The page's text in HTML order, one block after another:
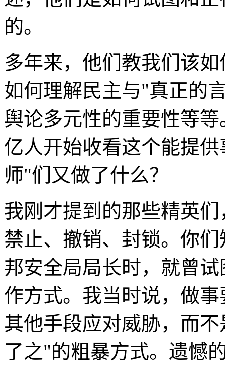
的。
多年来，他们教我们该
如何理解民主与"真正的
舆论多元性的重要性等
亿人开始收看这个能提
师"们又做了什么？
我刚才提到的那些精英
禁止、撤销、封锁。你
邦安全局局长时，就曾
作方式。我当时说，做
其他手段应对威胁，而
了之"的粗暴方式。遗憾